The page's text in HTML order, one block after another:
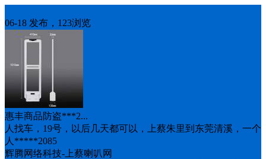
06-18 发布，123浏览
惠丰商品防盗***2...
人找车，19号，以后几天都可以，上蔡朱里到东莞清溪，一个
人*****2085
辉腾网络科技-上蔡喇叭网